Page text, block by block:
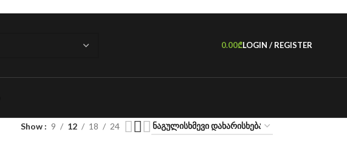
0.00₾LOGIN / REGISTER
Show 9 12 18 24